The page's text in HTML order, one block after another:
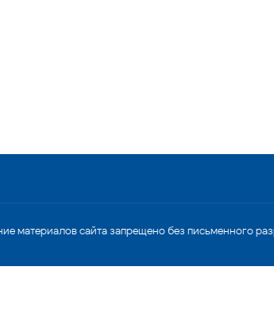
материалов сайта запрещено без письменного